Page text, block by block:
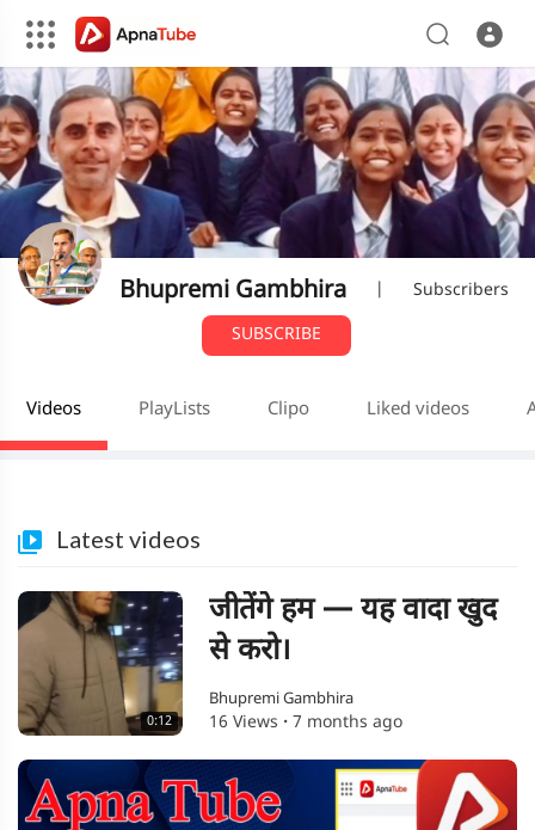
Bhupremi Gambhira
Subscribers
SUBSCRIBE
Videos PlayLists Clipo Liked videos
Latest videos
0:12
जीतेंगे हम — यह वादा खुद
से करो।
Bhupremi Gambhira
16 Views · 7 months ago